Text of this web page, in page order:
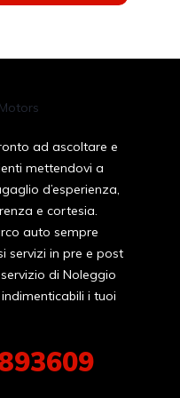
ad ascoltare e
mettendovi a
d’esperienza,
e cortesia.
auto sempre
servizi in pre e post
di Noleggio
i tuoi